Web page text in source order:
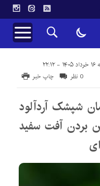
چاپ خبر 0 نظر
شپشک آردآلود
بردن آفت سفید